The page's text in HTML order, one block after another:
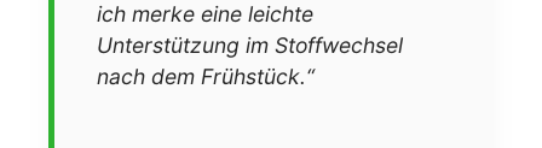
ich merke eine leichte
Unterstützung im Stoffwechsel
nach dem Frühstück.“